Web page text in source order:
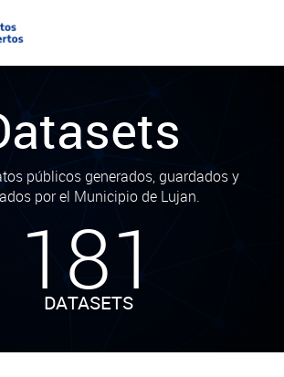
públicos generados, guardados y
por el Municipio de Lujan.
181
DATASETS